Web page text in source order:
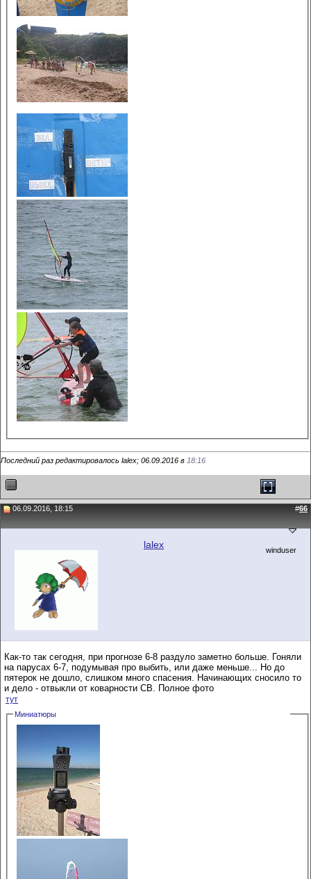
Последний раз редактировалось lalex; 06.09.2016 в 18:16
06.09.2016, 18:15 #66
lalex winduser
Как-то так сегодня, при прогнозе 6-8 раздуло заметно больше. Гоняли
на парусах 6-7, подумывая про выбить, или даже меньше... Но до
пятерок не дошло, слишком много спасения. Начинающих сносило то
и дело - отвыкли от коварности СВ. Полное фото
тут
Миниатюры